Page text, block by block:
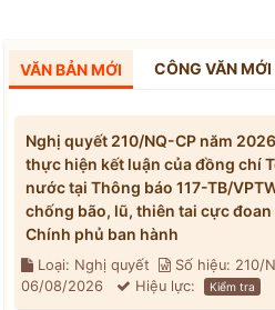
VĂN BẢN MỚI CÔNG VĂN MỚI
Nghị quyết 210/NQ-CP năm
thực hiện kết luận của đồng chí
nước tại Thông báo 117-TB/
chống bão, lũ, thiên tai cực
Chính phủ ban hành
Loại: Nghị quyết Số hiệu: 210/
06/08/2026
Hiệu lực: Kiểm tra